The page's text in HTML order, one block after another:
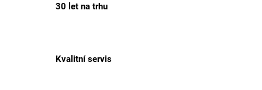
30 let na trhu
Kvalitní servis